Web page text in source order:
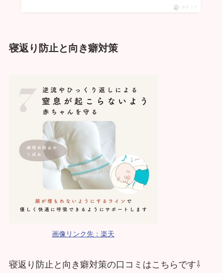
ポチップ
寝返り防止と向き癖対策
画像リンク先：楽天
寝返り防止と向き癖対策の口コミはこちらです⇩